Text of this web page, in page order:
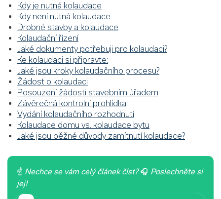
Kdy je nutná kolaudace
Kdy není nutná kolaudace
Drobné stavby a kolaudace
Kolaudační řízení
Jaké dokumenty potřebuji pro kolaudaci?
Ke kolaudaci si připravte:
Jaké jsou kroky kolaudačního procesu?
Žádost o kolaudaci
Posouzení žádosti stavebním úřadem
Závěrečná kontrolní prohlídka
Vydání kolaudačního rozhodnutí
Kolaudace domu vs. kolaudace bytu
Jaké jsou běžné důvody zamítnutí kolaudace?
☝ Nechce se vám celý článek číst?🎧 Poslechněte si
jej!